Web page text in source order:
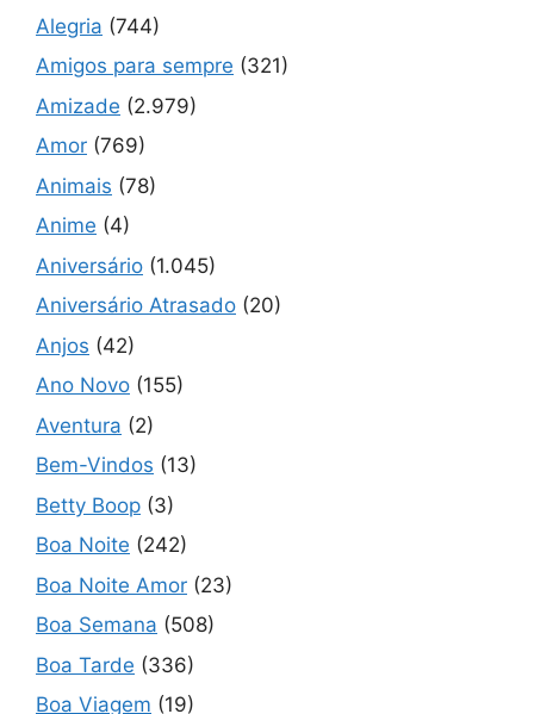
Alegria (744)
Amigos para sempre (321)
Amizade (2.979)
Amor (769)
Animais (78)
Anime (4)
Aniversário (1.045)
Aniversário Atrasado (20)
Anjos (42)
Ano Novo (155)
Aventura (2)
Bem-Vindos (13)
Betty Boop (3)
Boa Noite (242)
Boa Noite Amor (23)
Boa Semana (508)
Boa Tarde (336)
Boa Viagem (19)